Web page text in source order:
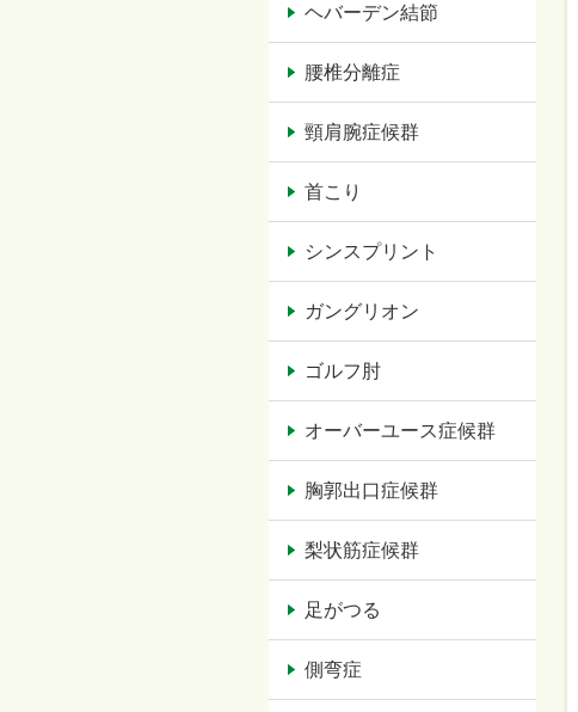
ヘバーデン結節
腰椎分離症
頸肩腕症候群
首こり
シンスプリント
ガングリオン
ゴルフ肘
オーバーユース症候群
胸郭出口症候群
梨状筋症候群
足がつる
側弯症